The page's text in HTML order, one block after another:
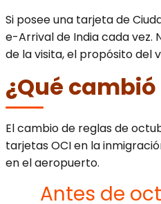
Si posee una tarjeta de
e-Arrival de India cada vez.
de la visita, el propósito del
¿Qué
El cambio de reglas de
tarjetas OCI en la
en el aeropuerto.
Antes de